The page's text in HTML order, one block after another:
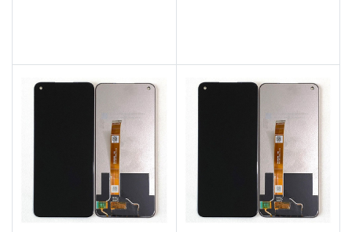
Thời gian lấy máy 30 - 45
Tư vấn giải đáp rõ ràng
Xem trực tiếp quá trình
thay/ép mặt kính
Tùy ý lựa chọn mặt
Bảo hành 12 tháng
Liên hệ
Thời gian lấy máy 30 - 45
Tư vấn giải đáp rõ ràng
Xem trực tiếp quá trình
thay/ép mặt kính
Tùy ý lựa chọn mặt
Bảo hành 12 tháng